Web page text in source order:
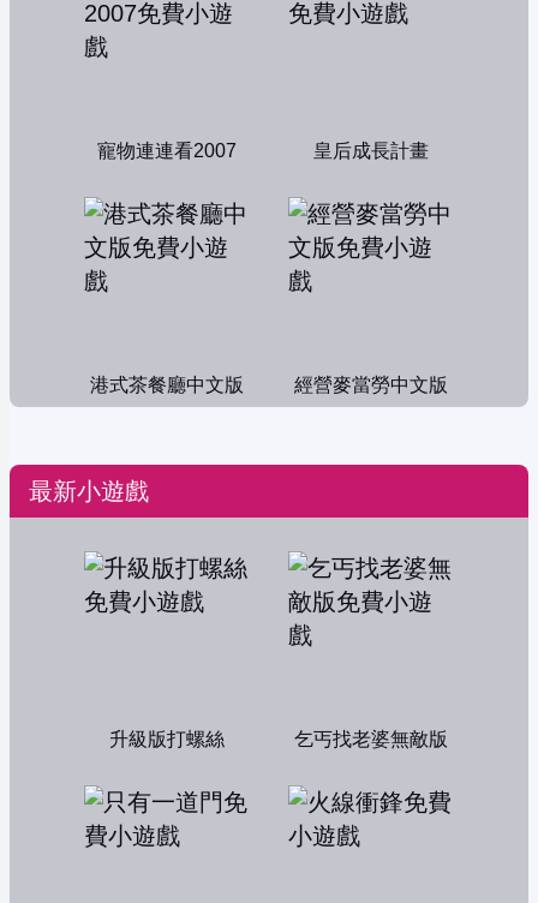
寵物連連看2007 皇后成長計畫
港式茶餐廳中文版 經營麥當勞中文版
最新小遊戲
升級版打螺絲 乞丐找老婆無敵版